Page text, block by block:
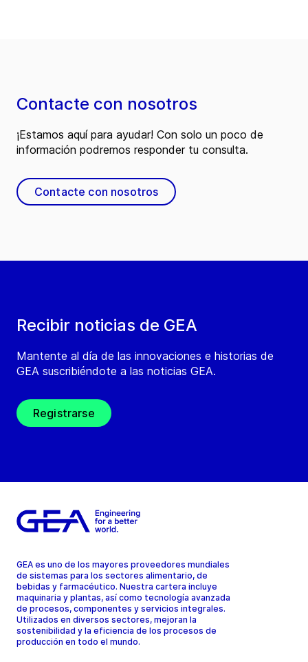
Recibir noticias de GEA
Mantente al día de las innovaciones e historias de
GEA suscribiéndote a las noticias GEA.
Registrarse
Contacte con nosotros
¡Estamos aquí para ayudar! Con solo un poco de
información podremos responder tu consulta.
Contacte con nosotros
GEA es uno de los mayores proveedores mundiales
de sistemas para los sectores alimentario, de
bebidas y farmacéutico. Nuestra cartera incluye
maquinaria y plantas, así como tecnología avanzada
de procesos, componentes y servicios integrales.
Utilizados en diversos sectores, mejoran la
sostenibilidad y la eficiencia de los procesos de
producción en todo el mundo.